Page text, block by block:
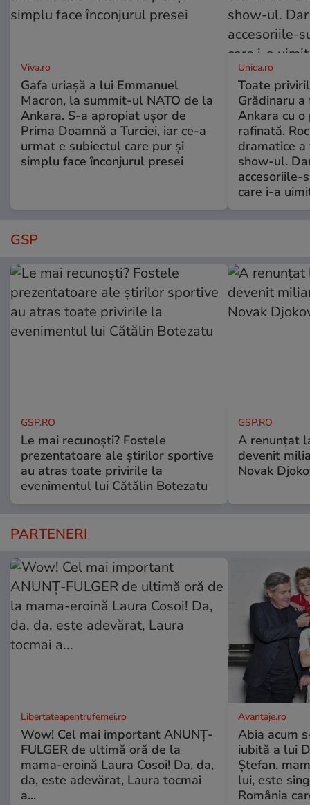
Viva.ro
Gafa uriașă a lui Emmanuel
Macron, la summit-ul NATO de la
Ankara. S-a apropiat ușor de
Prima Doamnă a Turciei, iar ce-a
urmat e subiectul care pur și
simplu face înconjurul presei
Unica.ro
Toate
Grădinaru
Ankara cu
rafinată.
dramatice
show-ul.
accesoriile-
care i-a
GSP
GSP.RO
Le mai recunoști? Fostele
prezentatoare ale știrilor sportive
au atras toate privirile la
evenimentul lui Cătălin Botezatu
GSP.RO
A renunțat
devenit
Novak
PARTENERI
Libertateapentrufemei.ro
Wow! Cel mai important ANUNȚ-
FULGER de ultimă oră de la
mama-eroină Laura Cosoi! Da, da,
da, este adevărat, Laura tocmai
a...
Avantaje.ro
Abia acum
iubită a lui
Ștefan,
lui, este
România